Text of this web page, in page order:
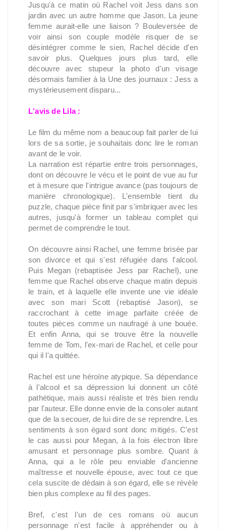
Jusqu'à ce matin où Rachel voit Jess dans son
jardin avec un autre homme que Jason. La jeune
femme aurait-elle une liaison ? Bouleversée de
voir ainsi son couple modèle risquer de se
désintégrer comme le sien, Rachel décide d'en
savoir plus. Quelques jours plus tard, elle
découvre avec stupeur la photo d'un visage
désormais familier à la Une des journaux : Jess a
mystérieusement disparu...
L'avis de Lila :
Le film du même nom a beaucoup fait parler de lui
lors de sa sortie, je souhaitais donc lire le roman
avant de le voir.
La narration est répartie entre trois personnages,
dont on découvre le vécu et le point de vue au fur
et à mesure que l'intrigue avance (pas toujours de
manière chronologique). L'ensemble tient du
puzzle, chaque pièce finit par s'imbriquer avec les
autres, jusqu'à former un tableau complet qui
permet de comprendre le tout.
On découvre ainsi Rachel, une femme brisée par
son divorce et qui s'est réfugiée dans l'alcool.
Puis Megan (rebaptisée Jess par Rachel), une
femme que Rachel observe chaque matin depuis
le train, et à laquelle elle invente une vie idéale
avec son mari Scott (rebaptisé Jason), se
raccrochant à cette image parfaite créée de
toutes pièces comme un naufragé à une bouée.
Et enfin Anna, qui se trouve être la nouvelle
femme de Tom, l'ex-mari de Rachel, et celle pour
qui il l'a quittée.
Rachel est une héroïne atypique. Sa dépendance
à l'alcool et sa dépression lui donnent un côté
pathétique, mais aussi réaliste et très bien rendu
par l'auteur. Elle donne envie de la consoler autant
que de la secouer, de lui dire de se reprendre. Les
sentiments à son égard sont donc mitigés. C'est
le cas aussi pour Megan, à la fois électron libre
amusant et personnage plus sombre. Quant à
Anna, qui a le rôle peu enviable d'ancienne
maîtresse et nouvelle épouse, avec tout ce que
cela suscite de dédain à son égard, elle se révèle
bien plus complexe au fil des pages.
Bref, c'est l'un de ces romans où aucun
personnage n'est facile à appréhender ou à